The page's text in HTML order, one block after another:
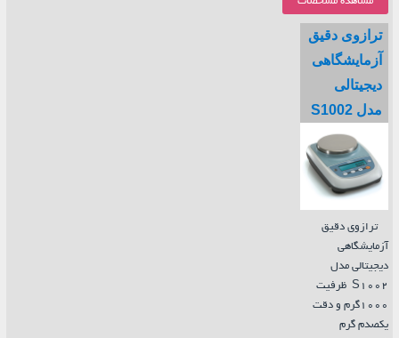
ترازوی دقیق
آزمایشگاهی
دیجیتالی
مدل S1002
ترازوی دقیق
آزمایشگاهی
دیجیتالی مدل
S1002 ظرفیت
1000گرم و دقت
یکصدم گرم